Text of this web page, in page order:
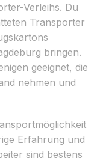
Verleihs. Du
Transporter
bringen.
geeignet, die
nehmen und
Erfahrung und
sind bestens